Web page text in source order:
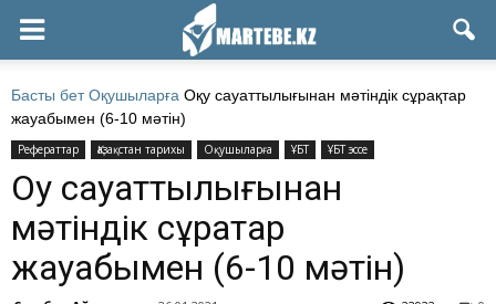
Басты бет Оқушыларға Оқу сауаттылығынан мәтіндік сұрақтар
жауабымен (6-10 мәтін)
Рефераттар Қазақстан тарихы Оқушыларға ҰБТ ҰБТ эссе
Оқу сауаттылығынан
мәтіндік сұрақтар
жауабымен (6-10 мәтін)